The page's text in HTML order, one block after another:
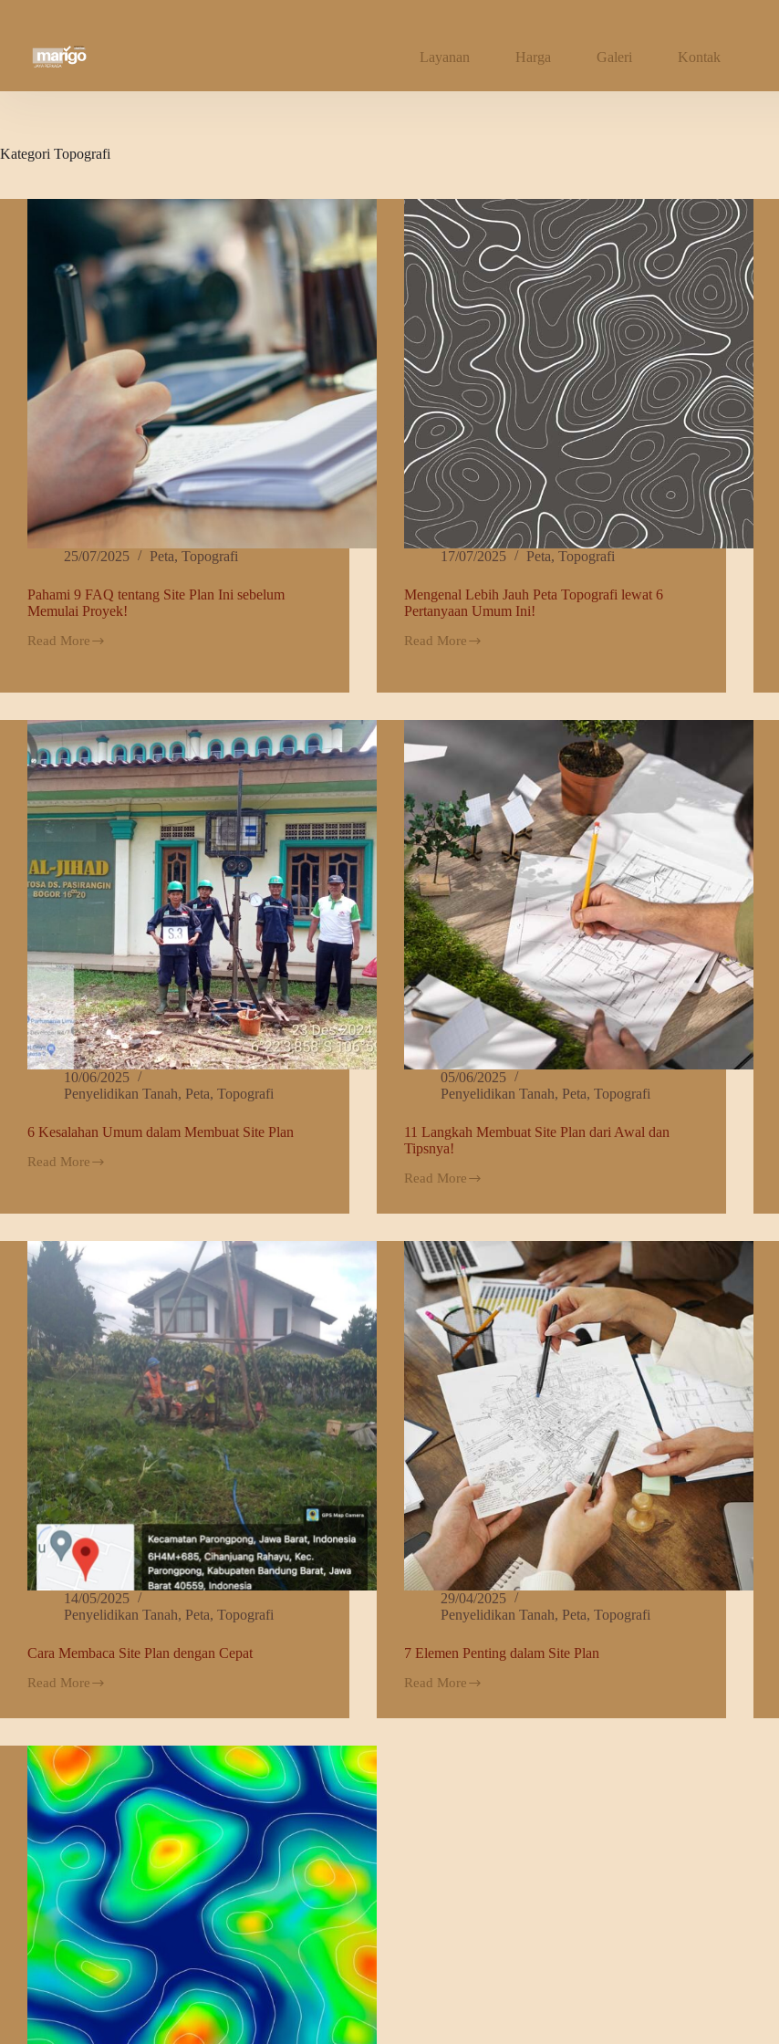
Layanan
Harga Galeri Kontak
Kategori Topografi
25/07/2025 Peta, Topografi
Pahami 9 FAQ tentang Site Plan Ini sebelum
Memulai Proyek!
Read More
Pahami
tentang
Plan
Ini
sebelum
Memulai
Proyek!
17/07/2025 Peta,Topografi
Mengenal Lebih Jauh Peta Topografi lewat 6
Pertanyaan Umum Ini!
Read More
Mengenal
Peta
lewat
6
Pertanyaan
10/06/2025
Penyelidikan Tanah, Peta, Topografi
6 Kesalahan Umum dalam Membuat Site Plan
Read More
6
dalam
Site
Plan
05/06/2025
Penyelidikan Tanah,Peta,Topografi
11 Langkah Membuat Site Plan dari Awal dan
Tipsnya!
Read More
11
Membuat
Plan
dari
Awal
dan
Tipsnya!
14/05/2025
Penyelidikan Tanah, Peta, Topografi
Cara Membaca Site Plan dengan Cepat
Read More
Cara
Site
dengan
Cepat
29/04/2025
Penyelidikan Tanah,Peta,Topografi
7 Elemen Penting dalam Site Plan
Read More
7
Penting